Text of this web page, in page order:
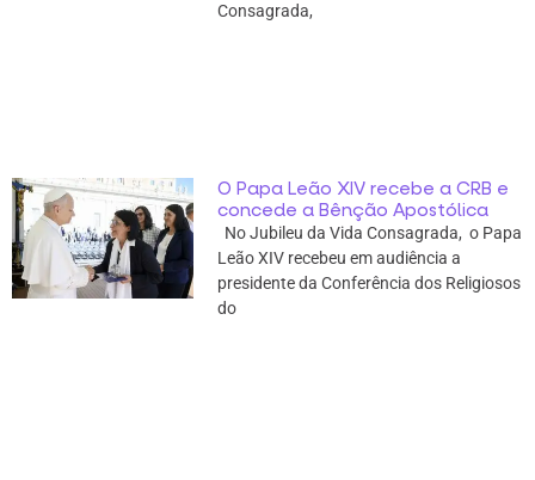
Consagrada,
O Papa Leão XIV recebe a CRB e
concede a Bênção Apostólica
No Jubileu da Vida Consagrada, o Papa
Leão XIV recebeu em audiência a
presidente da Conferência dos Religiosos
do